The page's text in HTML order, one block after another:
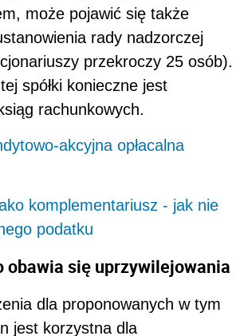
może pojawić się także
rady nadzorczej
przekroczy 25 osób).
spółki konieczne jest
rachunkowych.
akcyjna opłacalna
komplementariusz - jak nie
podatku
obawia się uprzywilejowania
dla proponowanych w tym
jest korzystna dla